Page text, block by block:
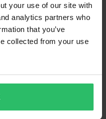
your use of our site with
analytics partners who
that you’ve
collected from your use